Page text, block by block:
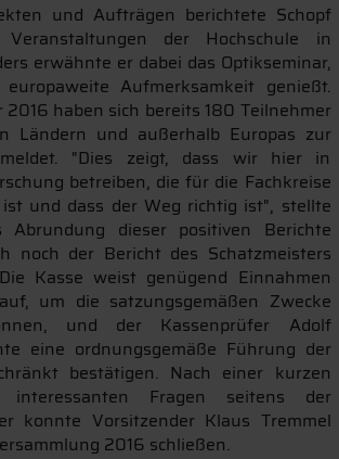
und Aufträgen berichtete Schopf
der Hochschule in
erwähnte er dabei das Optikseminar,
Aufmerksamkeit genießt.
2016 haben sich bereits 180 Teilnehmer
Ländern und außerhalb Europas zur
"Dies zeigt, dass wir hier in
betreiben, die für die Fachkreise
und dass der Weg richtig ist", stellte
Abrundung dieser positiven Berichte
noch der Bericht des Schatzmeisters
Kasse weist genügend Einnahmen
um die satzungsgemäßen Zwecke
und der Kassenprüfer Adolf
eine ordnungsgemäße Führung der
bestätigen. Nach einer kurzen
interessanten Fragen seitens der
konnte Vorsitzender Klaus Tremmel
2016 schließen.